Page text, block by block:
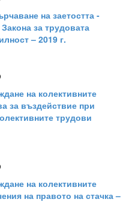
на заетостта -
за трудовата
– 2019 г.
на колективните
за въздействие при
трудови
на колективните
на правото на стачка –